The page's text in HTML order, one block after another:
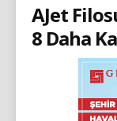
AJet
8 Daha